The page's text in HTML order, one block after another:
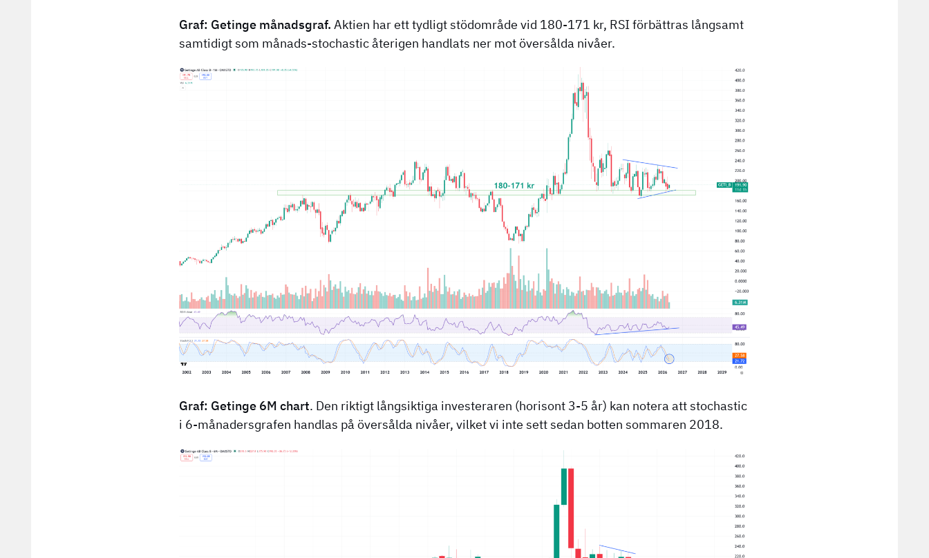
Graf: Getinge månadsgraf. Aktien har ett tydligt stödområde vid 180-171 kr, RSI förbättras långsamt
samtidigt som månads-stochastic återigen handlats ner mot översålda nivåer.
Graf: Getinge 6M chart. Den riktigt långsiktiga investeraren (horisont 3-5 år) kan notera att stochastic
i 6-månadersgrafen handlas på översålda nivåer, vilket vi inte sett sedan botten sommaren 2018.